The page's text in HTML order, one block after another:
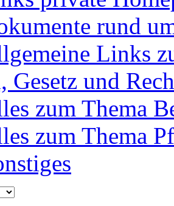
rund
Links
Gesetz und
zum Thema
zum Thema